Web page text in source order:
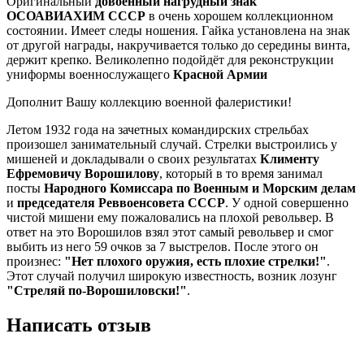
ОСОАВИАХИМ СССР в очень хорошем коллекционном
состоянии. Имеет следы ношения. Гайка установлена на знак
от другой награды, накручивается только до середины винта,
держит крепко. Великолепно подойдёт для реконструкции
униформы военнослужащего Красной Армии
Дополнит Вашу коллекцию военной фалеристики!
Летом 1932 года на зачетных командирских стрельбах
произошел занимательный случай. Стрелки выстроились у
мишеней и докладывали о своих результатах Клименту
Ефремовичу Ворошилову, который в то время занимал
посты Народного Комиссара по Военным и Морским делам
и председателя Реввоенсовета СССР. У одной совершенно
чистой мишени ему пожаловались на плохой револьвер. В
ответ на это Ворошилов взял этот самый револьвер и смог
выбить из него 59 очков за 7 выстрелов. После этого он
произнес: "Нет плохого оружия, есть плохие стрелки!".
Этот случай получил широкую известность, возник лозунг
"Стреляй по-Ворошиловски!".
Написать отзыв